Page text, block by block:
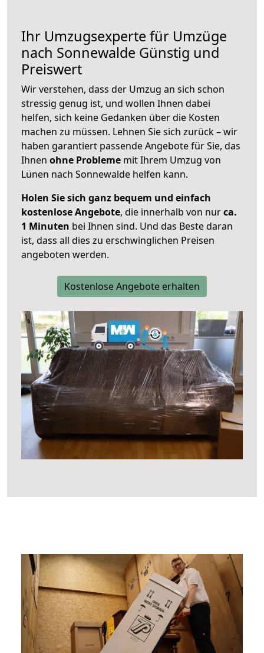
Ihr Umzugsexperte für Umzüge
nach Sonnewalde Günstig und
Preiswert
Wir verstehen, dass der Umzug an sich schon
stressig genug ist, und wollen Ihnen dabei
helfen, sich keine Gedanken über die Kosten
machen zu müssen. Lehnen Sie sich zurück – wir
haben garantiert passende Angebote für Sie, das
Ihnen ohne Probleme mit Ihrem Umzug von
Lünen nach Sonnewalde helfen kann.
Holen Sie sich ganz bequem und einfach
kostenlose Angebote, die innerhalb von nurca.
1 Minuten bei Ihnen sind. Und das Beste daran
ist, dass all dies zu erschwinglichen Preisen
angeboten werden.
Kostenlose Angebote erhalten